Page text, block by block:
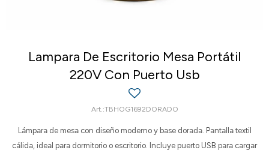
Lampara De Escritorio Mesa Portátil
220V Con Puerto Usb
TBHOG1692DORADO
Lámpara de mesa con diseño moderno y base dorada. Pantalla textil
cálida, ideal para dormitorio o escritorio. Incluye puerto USB para cargar